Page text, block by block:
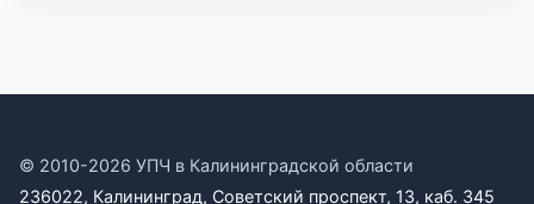
© 2010-2026 УПЧ в Калининградской области
236022, Калининград, Советский проспект, 13, каб. 345